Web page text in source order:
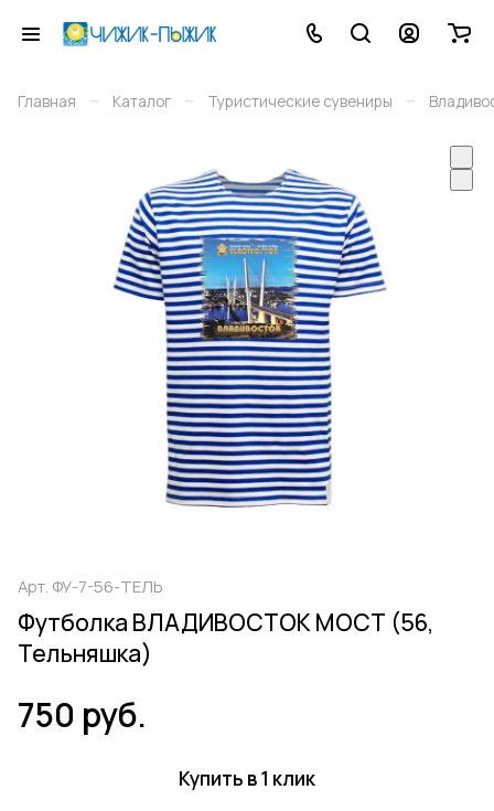
Главная – Каталог – Туристические сувениры –
Арт. ФУ-7-56-ТЕЛЬ
Футболка ВЛАДИВОСТОК МОСТ (56,
Тельняшка)
750 руб.
Купить в 1 клик